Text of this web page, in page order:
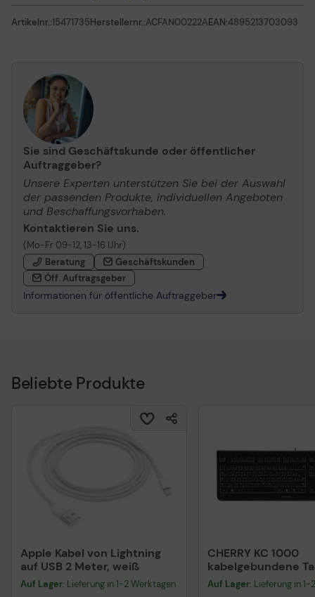
Artikelnr.:15471735Herstellernr.:ACFAN00222AEAN:4895213703093
Sie sind Geschäftskunde oder öffentlicher
Auftraggeber?
Unsere Experten unterstützen Sie bei der Auswahl
der passenden Produkte, individuellen Angeboten
und Beschaffungsvorhaben.
Kontaktieren Sie uns.
(Mo-Fr 09-12, 13-16 Uhr)
Beratung
Geschäftskunden
Öff. Auftragsgeber
Informationen für öffentliche Auftraggeber
Beliebte Produkte
Apple Kabel von Lightning
auf USB 2 Meter, weiß
Auf Lager: Lieferung in 1-2 Werktagen
CHERRY KC 1000
kabelgebundene
QWERTZ DE -
Auf Lager: Lieferung in